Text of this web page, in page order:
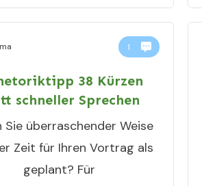
1
38 Kürzen
schneller Sprechen
Sie überraschender Weise
Zeit für Ihren Vortrag als
geplant? Für